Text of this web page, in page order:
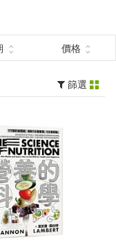
價格
篩選